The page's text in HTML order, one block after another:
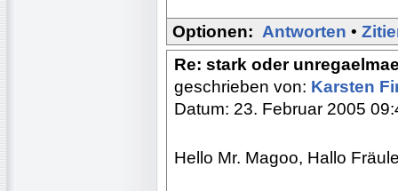
Optionen: Antworten •
Re: stark oder
geschrieben von: Karsten
Datum: 23. Februar 2005
Hello Mr. Magoo, Hallo